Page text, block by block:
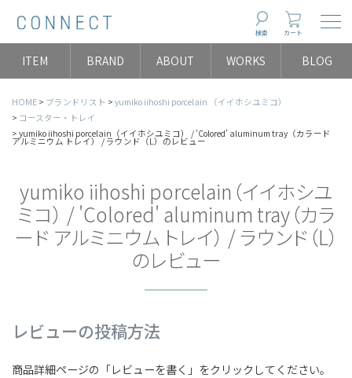
検索 カート
ITEM BRAND ABOUT WORKS BLOG
HOME ブランドリスト
yumiko iihoshi porcelain （イイホシユミコ）
コースター・トレイ
yumiko iihoshi porcelain（イイホシユミコ） / 'Colored' aluminum tray（カラード
アルミニウム トレイ） / ラウンド（L）のレビュー
yumiko iihoshi porcelain（イイホシユ
ミコ） / 'Colored' aluminum tray（カラ
ード アルミニウム トレイ） / ラウンド（L）
のレビュー
レビューの投稿方法
商品詳細ページの「レビューを書く」をクリックしてください。